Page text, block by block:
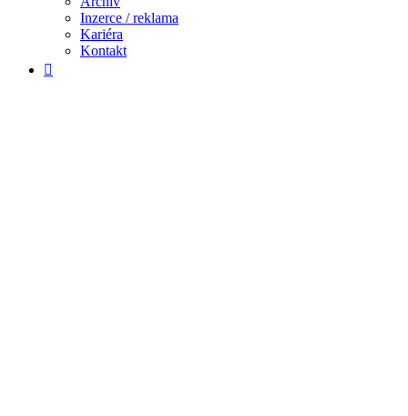
Inzerce / reklama
Kariéra
Kontakt